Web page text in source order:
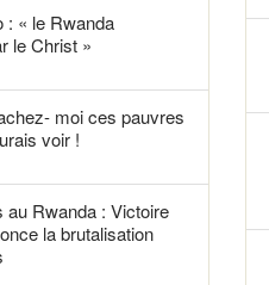
: « le Rwanda
le Christ »
moi ces pauvres
voir !
au Rwanda : Victoire
la brutalisation